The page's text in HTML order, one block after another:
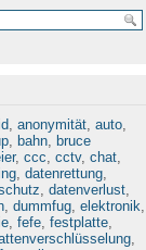
, anonymität, auto,
, bahn, bruce
, ccc, cctv, chat,
, datenrettung,
, datenverlust,
, dummfug, elektronik,
, fefe, festplatte,
,